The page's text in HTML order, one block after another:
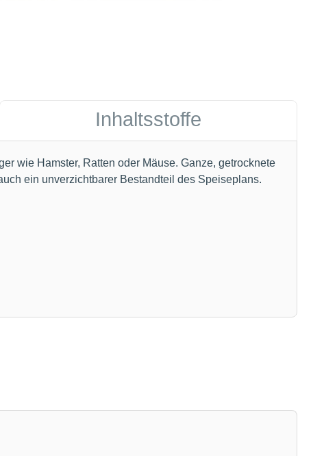
Inhaltsstoffe
wie Hamster, Ratten oder Mäuse. Ganze, getrocknete
ein unverzichtbarer Bestandteil des Speiseplans.